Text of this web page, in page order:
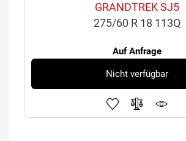
GRANDTREK SJ5
275/60 R 18 113Q
Auf Anfrage
Nicht verfügbar